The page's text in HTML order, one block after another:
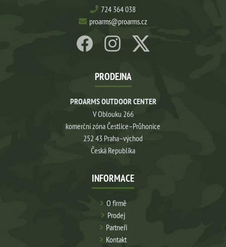
724 364 038
proarms@proarms.cz
PRODEJNA
PROARMS OUTDOOR CENTER
V Oblouku 266
komerční zóna Čestlice–Průhonice
252 43 Praha–východ
Česká Republika
INFORMACE
O firmě
Prodej
Partneři
Kontakt